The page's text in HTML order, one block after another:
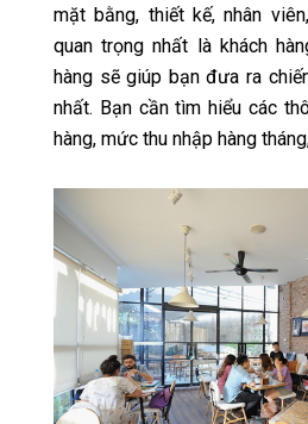
mặt bằng, thiết kế, nhân
quan trọng nhất là khách
hàng sẽ giúp bạn đưa ra
nhất. Bạn cần tìm hiểu các
hàng, mức thu nhập hàng